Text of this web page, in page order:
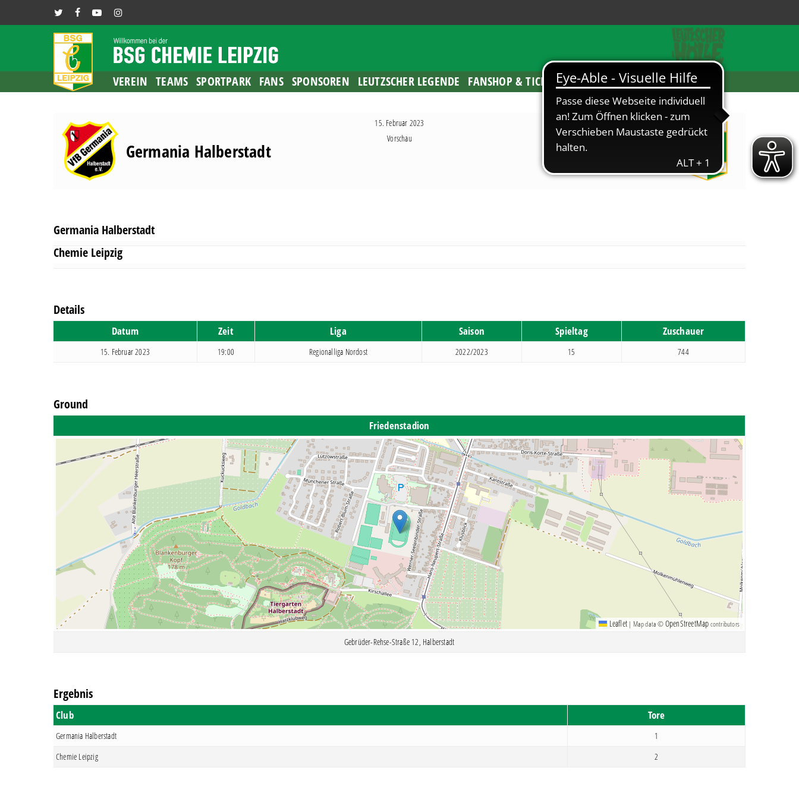
to
TWITTERFACEBOOKYOUTUBEINSTAGRAM
VEREIN TEAMS SPORTPARK FANS SPONSOREN LEUTZSCHER LEGENDE FANSHOP & TICKETS
Germania Halberstadt Chemie Leipzig
15. Februar 2023
Vorschau
Germania Halberstadt
Chemie Leipzig
Details
Datum Zeit Liga Saison Spieltag Zuschauer
15. Februar 2023 19:00 Regionalliga Nordost 2022/2023 15 744
Ground
Friedenstadion
Leaflet | Map data ©OpenStreetMapcontributors
Gebrüder-Rehse-Straße 12, Halberstadt
Ergebnis
Club Tore
Germania Halberstadt
1
Chemie Leipzig
2